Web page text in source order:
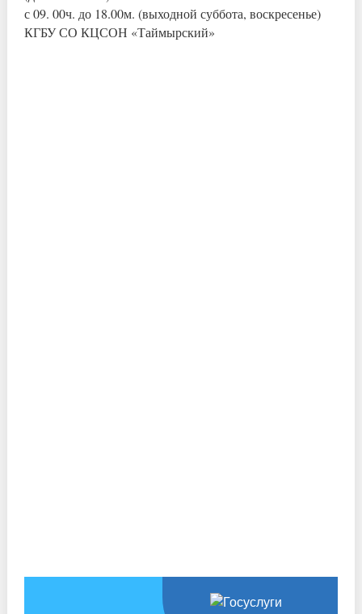
с 09. 00ч. до 18.00м. (выходной суббота, воскресенье)
КГБУ СО КЦСОН «Таймырский»